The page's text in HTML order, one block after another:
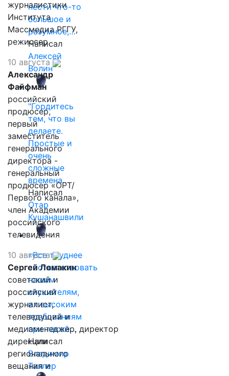
нести что-то
большое и
разумное,…
Написал
Алексей
Волин
"Гордитесь
тем, что вы
делаете.
Простые и
очень
сложные
времена…
Написал
Отар
Кушанашвили
«Все труднее
соответствовать
нашим
слушателям,
их высоким
требованиям
при такой…
Написал
Владимир
Таллер
журналистики
Института
Массмедиа РГГУ,
режиссер.
10 августа
Александр
Файфман
российский
продюсер,
первый
заместитель
генерального
директора -
генеральный
продюсер «ОРТ/
Первого канала»,
член Академии
российского
телевидения
10 августа
Сергей Ломакин
советский и
российский
журналист,
телеведущий и
медиаменеджер, директор
дирекции
регионального
вещания и